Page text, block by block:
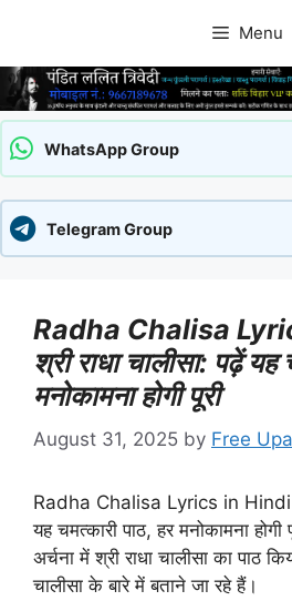
content
Menu
WhatsApp Group
Telegram Group
Radha Chalisa
श्री राधा चालीसा: पढ़ें यह
मनोकामना होगी पूरी
August 31, 2025 by Free
Radha Chalisa Lyrics in Hindi |
यह चमत्कारी पाठ, हर मनोकामना होगी
अर्चना में श्री राधा चालीसा का पाठ
चालीसा के बारे में बताने जा रहे हैं।